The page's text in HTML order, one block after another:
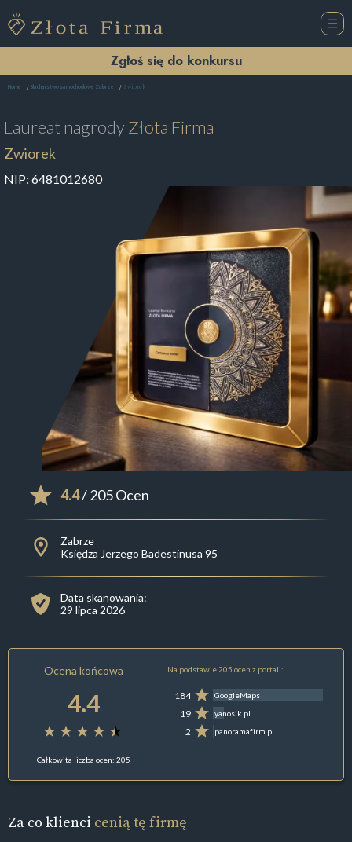
Zgłoś się do konkursu
Home Blacharstwo samochodowe Zabrze Zwiorek
Laureat nagrodyZłota Firma
Zwiorek
NIP: 6481012680
4.4/ 205 Ocen
Zabrze
Księdza Jerzego Badestinusa 95
Data skanowania:
29 lipca 2026
Ocena końcowa
4.4
Całkowita liczba ocen: 205
Na podstawie 205 ocen z portali:
184 GoogleMaps
19 yanosik.pl
2 panoramafirm.pl
Za co klienci cenią tę firmę